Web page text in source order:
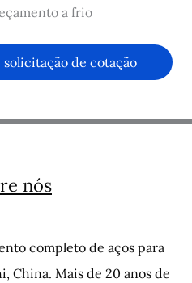
a frio
de cotação
nós
completo de aços para
China. Mais de 20 anos de